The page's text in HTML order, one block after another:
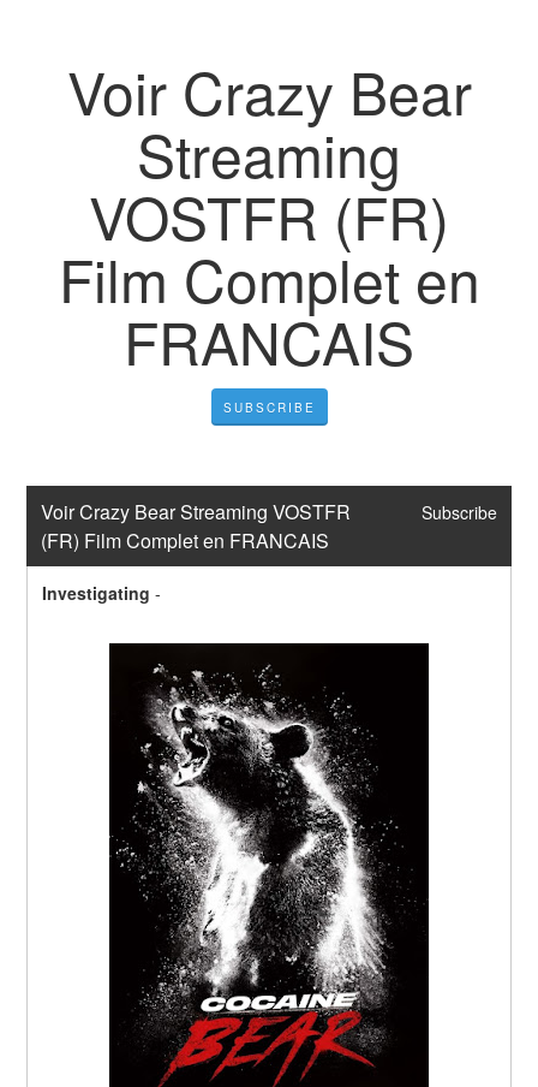
Voir Crazy Bear
Streaming
VOSTFR (FR)
Film Complet en
FRANCAIS
SUBSCRIBE
Voir Crazy Bear Streaming VOSTFR
(FR) Film Complet en FRANCAIS
Subscribe
Investigating -